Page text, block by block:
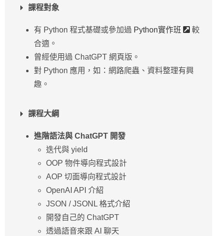
課程對象
有 Python 程式基礎或參加過 Python實作班
較
合適。
曾經使⽤過 ChatGPT 網⾴版。
對 Python 應用，如：網路爬蟲、資料整理有興
趣。
課程大綱
進階語法與 ChatGPT 開發
迭代與 yield
OOP 物件導向程式設計
AOP 切⾯導向程式設計
OpenAI API 介紹
JSON / JSONL 格式介紹
開發⾃⼰的 ChatGPT
透過語⾳來跟 AI 聊天